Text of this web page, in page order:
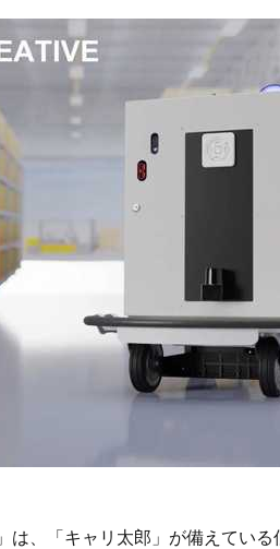
は、「キャリ太郎」が備えてい